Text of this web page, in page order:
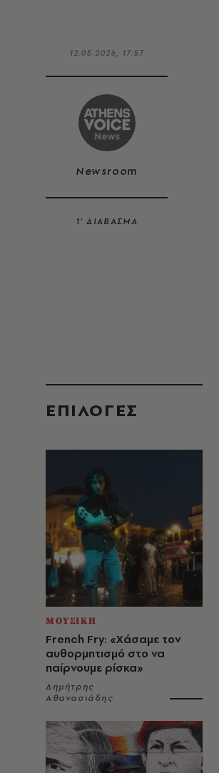
12.05.2026, 17:57
Newsroom
1’ ΔΙΑΒΑΣΜΑ
EΠΙΛΟΓΈΣ
ΜΟΥΣΙΚΗ
French Fry: «Χάσαμε τον
αυθορμητισμό στο να
παίρνουμε ρίσκα»
Δημήτρης
Αθανασιάδης